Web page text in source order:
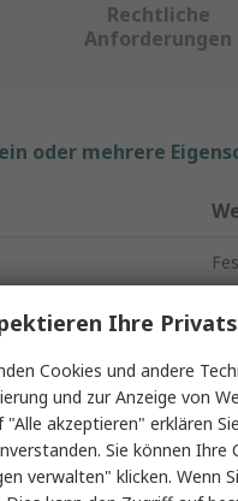
Rechtliche
Anforderungen
oder mehrere
Größe R
R
QS
Ihre
Cookies und andere
und zur Anzeige von
"Alle akzeptieren" erklären
Sie können Ihre
verwalten" klicken. Wenn